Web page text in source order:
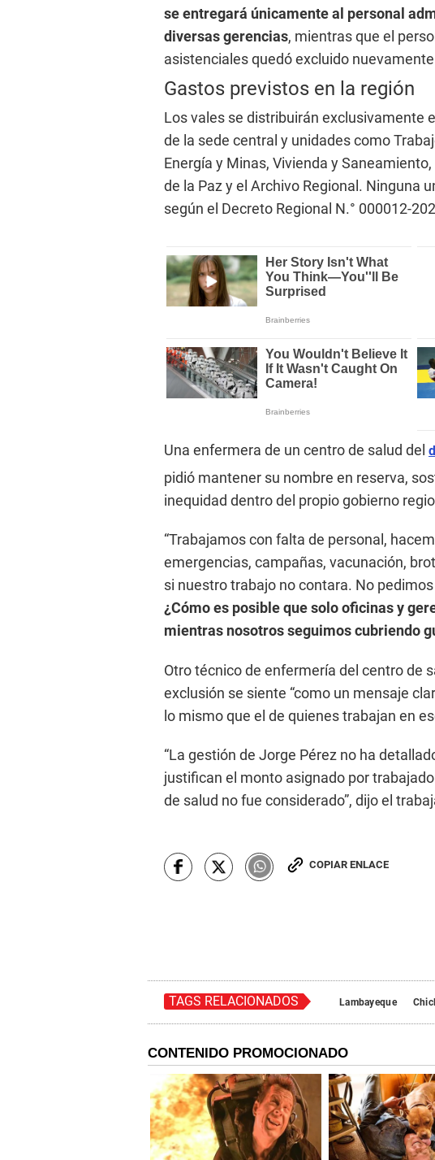
se entregará únicamente al personal
diversas gerencias, mientras que el
asistenciales quedó excluido
Gastos previstos en la región
Los vales se distribuirán exclusivamente
de la sede central y unidades como
Energía y Minas, Vivienda y
de la Paz y el Archivo Regional. Ninguna
según el Decreto Regional N.° 000012-
Una enfermera de un centro de salud del
pidió mantener su nombre en reserva,
inequidad dentro del propio gobierno
“Trabajamos con falta de personal,
emergencias, campañas, vacunación,
si nuestro trabajo no contara. No
¿Cómo es posible que solo oficinas y
mientras nosotros seguimos cubriendo
Otro técnico de enfermería del centro de
exclusión se siente “como un mensaje
lo mismo que el de quienes trabajan en
“La gestión de Jorge Pérez no ha
justifican el monto asignado por
de salud no fue considerado”, dijo el
COPIAR ENLACE
TAGS RELACIONADOS Lambayeque